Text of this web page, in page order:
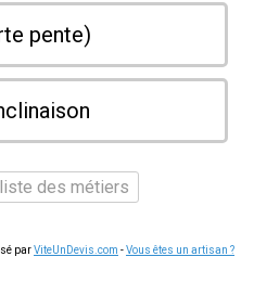
pente)
des métiers
parViteUnDevis.com -Vous êtes un artisan ?